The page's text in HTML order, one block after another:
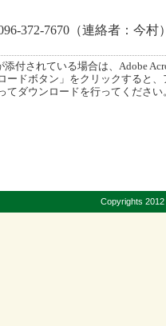
（連絡者：今村
付されている場合は、Adobe
ドボタン」をクリックすると
てダウンロードを行ってください
Copyrights